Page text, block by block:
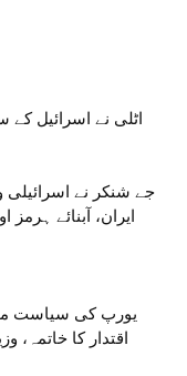
اٹلی نے اسرائیل
جے شنکر نے
ایران، آبنائے ہرمز
اقتدار کا